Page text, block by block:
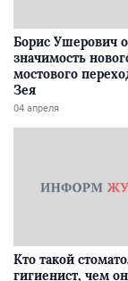
Борис Ушерович
значимость
мостового
Зея
04 апреля
Кто такой
гигиенист, чем он